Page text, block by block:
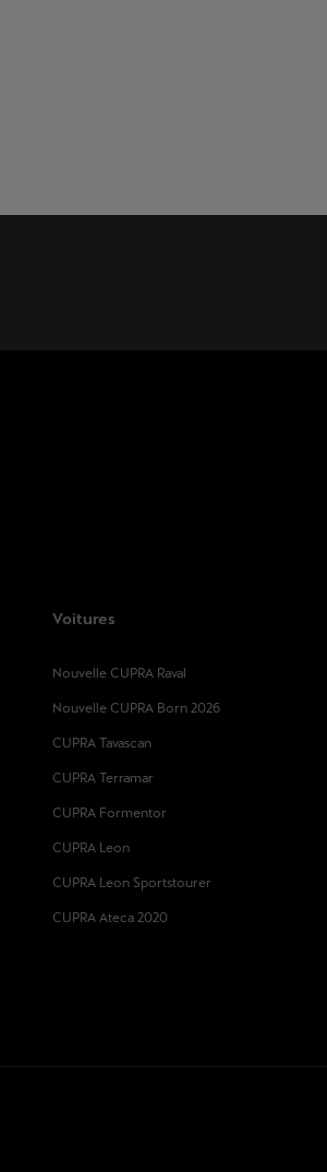
Voitures
Nouvelle CUPRA Raval
Nouvelle CUPRA Born 2026
CUPRA Tavascan
CUPRA Terramar
CUPRA Formentor
CUPRA Leon
CUPRA Leon Sportstourer
CUPRA Ateca 2020